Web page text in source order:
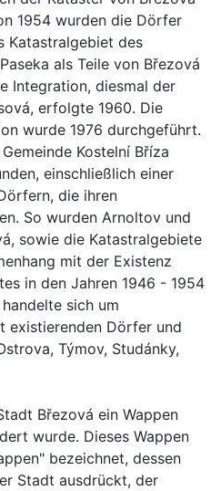
1954 wurden die Dörfer
Katastralgebiet des
als Teile von Březová
Integration, diesmal der
erfolgte 1960. Die
wurde 1976 durchgeführt.
Kostelní Bříza
einschließlich einer
die ihren
So wurden Arnoltov und
sowie die Katastralgebiete
mit der Existenz
in den Jahren 1946 - 1954
sich um
existierenden Dörfer und
Týmov, Studánky,
Březová ein Wappen
wurde. Dieses Wappen
bezeichnet, dessen
Stadt ausdrückt, der